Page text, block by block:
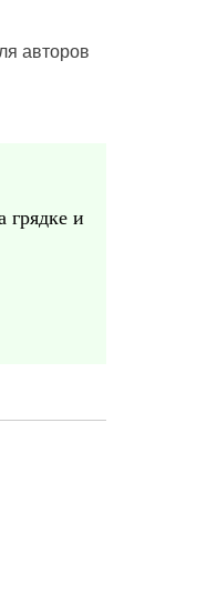
авторов
грядке и